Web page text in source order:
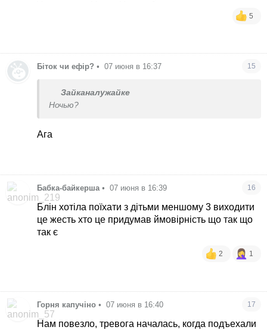
5
Біток чи ефір? • 07 июня в 16:37 15
Зайканалужайке
Ночью?
Ага
Бабка-байкерша • 07 июня в 16:39 16
Блін хотіла поїхати з дітьми меншому 3 виходити
це жесть хто це придумав ймовірність що так що
так є
2 1
Горня капучіно • 07 июня в 16:40 17
Нам повезло, тревога началась, когда подъехали